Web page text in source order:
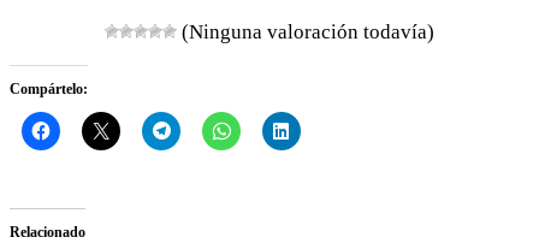
(Ninguna valoración todavía)
Compártelo:
Relacionado